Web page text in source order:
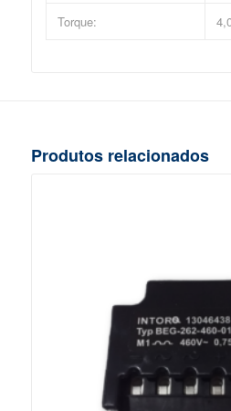
Torque:
Produtos relacionados